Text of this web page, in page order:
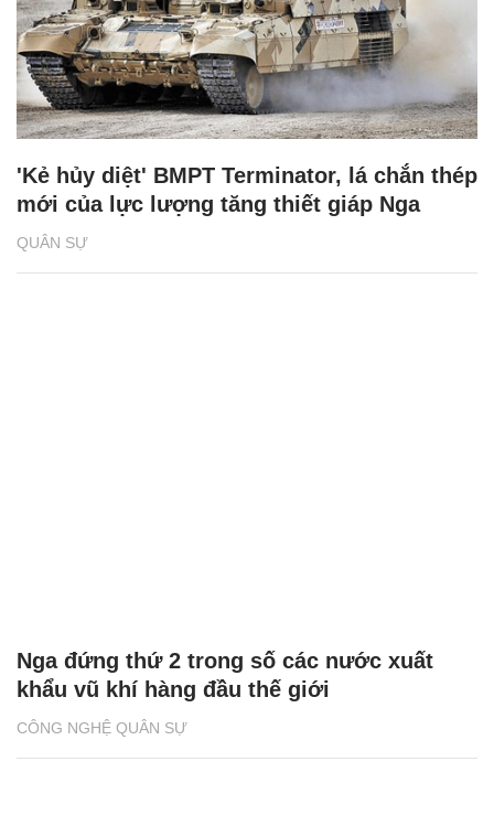
QUÂN SỰ
'Kẻ hủy diệt' BMPT Terminator, lá chắn thép
mới của lực lượng tăng thiết giáp Nga
CÔNG NGHỆ QUÂN SỰ
Nga đứng thứ 2 trong số các nước xuất
khẩu vũ khí hàng đầu thế giới